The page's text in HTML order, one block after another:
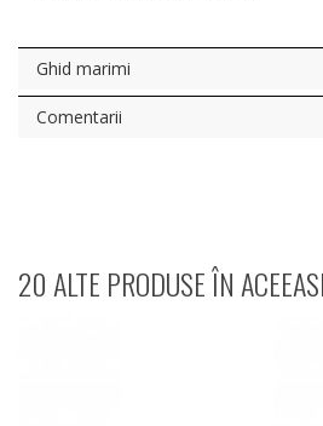
Ghid marimi
Comentarii
20 ALTE PRODUSE ÎN